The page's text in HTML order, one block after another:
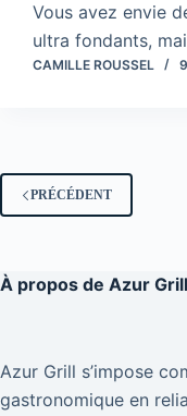
Vous avez envie
ultra fondants,
CAMILLE ROUSSEL
PRÉCÉDENT
À propos de Azur
Azur Grill s’impose
gastronomique en